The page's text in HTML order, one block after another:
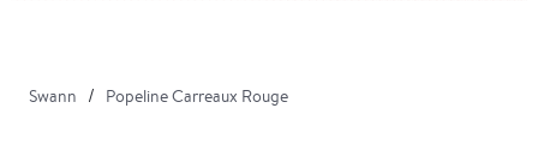
Swann Popeline Carreaux Rouge